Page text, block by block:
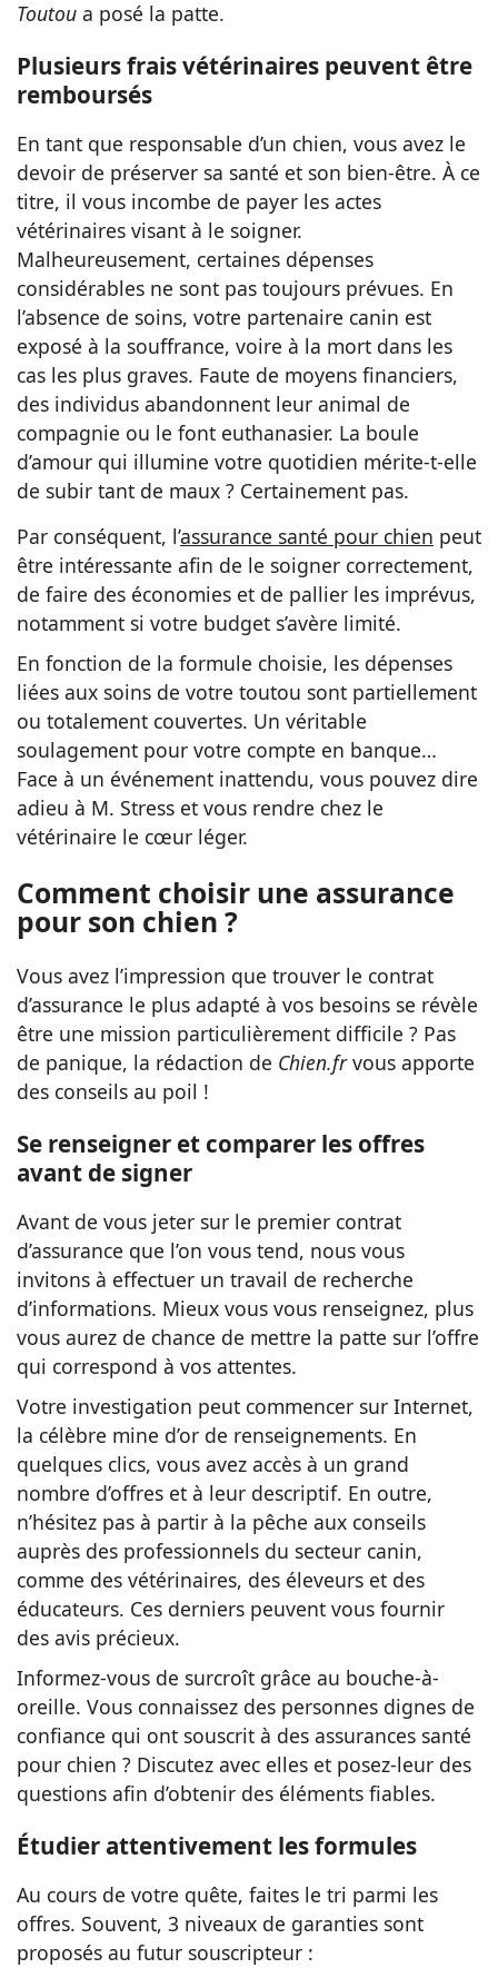
Toutou a posé la patte.
Plusieurs frais vétérinaires peuvent être
remboursés
En tant que responsable d’un chien, vous avez le
devoir de préserver sa santé et son bien-être. À ce
titre, il vous incombe de payer les actes
vétérinaires visant à le soigner.
Malheureusement, certaines dépenses
considérables ne sont pas toujours prévues. En
l’absence de soins, votre partenaire canin est
exposé à la souffrance, voire à la mort dans les
cas les plus graves. Faute de moyens financiers,
des individus abandonnent leur animal de
compagnie ou le font euthanasier. La boule
d’amour qui illumine votre quotidien mérite-t-elle
de subir tant de maux ? Certainement pas.
Par conséquent, l’assurance santé pour chien peut
être intéressante afin de le soigner correctement,
de faire des économies et de pallier les imprévus,
notamment si votre budget s’avère limité.
En fonction de la formule choisie, les dépenses
liées aux soins de votre toutou sont partiellement
ou totalement couvertes. Un véritable
soulagement pour votre compte en banque…
Face à un événement inattendu, vous pouvez dire
adieu à M. Stress et vous rendre chez le
vétérinaire le cœur léger.
Comment choisir une assurance
pour son chien ?
Vous avez l’impression que trouver le contrat
d’assurance le plus adapté à vos besoins se révèle
être une mission particulièrement difficile ? Pas
de panique, la rédaction de Chien.frvous apporte
des conseils au poil !
Se renseigner et comparer les offres
avant de signer
Avant de vous jeter sur le premier contrat
d’assurance que l’on vous tend, nous vous
invitons à effectuer un travail de recherche
d’informations. Mieux vous vous renseignez, plus
vous aurez de chance de mettre la patte sur l’offre
qui correspond à vos attentes.
Votre investigation peut commencer sur Internet,
la célèbre mine d’or de renseignements. En
quelques clics, vous avez accès à un grand
nombre d’offres et à leur descriptif. En outre,
n’hésitez pas à partir à la pêche aux conseils
auprès des professionnels du secteur canin,
comme des vétérinaires, des éleveurs et des
éducateurs. Ces derniers peuvent vous fournir
des avis précieux.
Informez-vous de surcroît grâce au bouche-à-
oreille. Vous connaissez des personnes dignes de
confiance qui ont souscrit à des assurances santé
pour chien ? Discutez avec elles et posez-leur des
questions afin d’obtenir des éléments fiables.
Étudier attentivement les formules
Au cours de votre quête, faites le tri parmi les
offres. Souvent, 3 niveaux de garanties sont
proposés au futur souscripteur :